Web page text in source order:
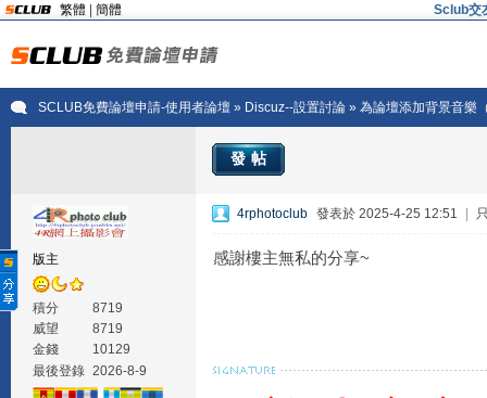
繁體 簡體 Sclub交
SCLUB免費論壇申請-使用者論壇» Discuz--設置討論» 為論壇添加背景音樂
發帖
版主
積分
8719
威望
8719
金錢
10129
最後登錄 2026-8-9
4rphotoclub 發表於 2025-4-25 12:51
感謝樓主無私的分享~